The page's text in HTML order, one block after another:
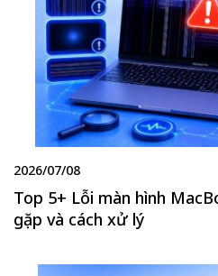
2026/07/08
Top 5+ Lỗi màn hình
gặp và cách xử lý